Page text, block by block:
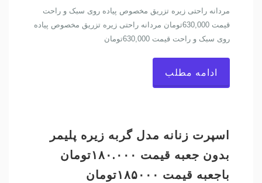
مردانه راحتی زیره تزریق مخصوص پیاده روی سبک و راحت
قیمت 630,000تومان مردانه راحتی زیره تزریق مخصوص پیاده
روی سبک و راحت قیمت 630,000تومان
ادامه مطلب
اسپرت زنانه مدل گربه زیره پلیمر
بدون جعبه قیمت ۱۸۰.۰۰۰تومان
باجعبه قیمت ۱۸۵۰۰۰تومان